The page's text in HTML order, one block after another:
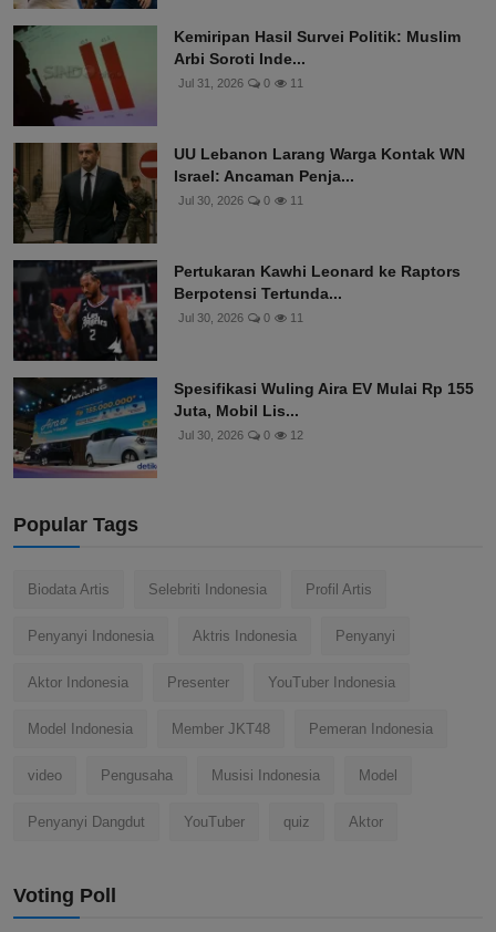
Kemiripan Hasil Survei Politik: Muslim
Arbi Soroti Inde...
Jul 31, 2026 0 11
UU Lebanon Larang Warga Kontak WN
Israel: Ancaman Penja...
Jul 30, 2026 0 11
Pertukaran Kawhi Leonard ke Raptors
Berpotensi Tertunda...
Jul 30, 2026 0 11
Spesifikasi Wuling Aira EV Mulai Rp 155
Juta, Mobil Lis...
Jul 30, 2026 0 12
Popular Tags
Biodata Artis Selebriti Indonesia Profil Artis
Penyanyi Indonesia Aktris Indonesia Penyanyi
Aktor Indonesia Presenter YouTuber Indonesia
Model Indonesia Member JKT48 Pemeran Indonesia
video Pengusaha Musisi Indonesia Model
Penyanyi Dangdut YouTuber quiz Aktor
Voting Poll